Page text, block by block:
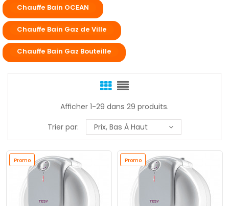
Chauffe Bain OCEAN
Chauffe Bain Gaz de Ville
Chauffe Bain Gaz Bouteille
Afficher 1-29 dans 29 produits.
Trier par:
Prix, Bas À Haut
Promo Promo